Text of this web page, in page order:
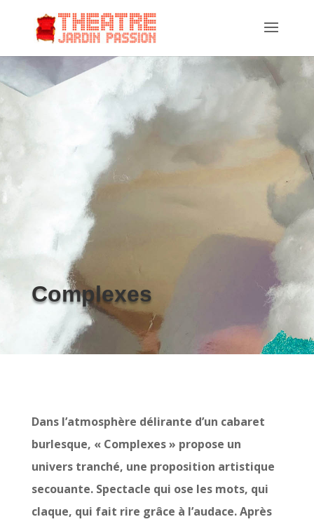
Complexes
Dans l’atmosphère délirante d’un cabaret
burlesque, « Complexes » propose un
univers tranché, une proposition artistique
secouante. Spectacle qui ose les mots, qui
claque, qui fait rire grâce à l’audace. Après